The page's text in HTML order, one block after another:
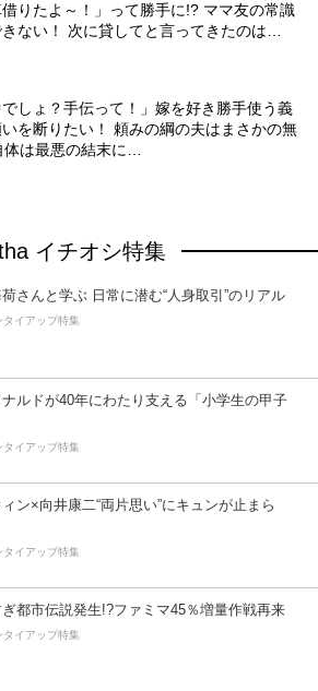
借りたよ～！」って勝手に!? ママ友の常識
ない！ 次に貸してと言ってきたのは…
でしょ？手伝って！」嫁を好き勝手使う義
を断りたい！ 頼みの綱の夫はまさかの無
体は最悪の結末に…
イチオシ特集
荷さんと学ぶ 日常に潜む“人身取引”のリアル
タイアップ特集
ルドが40年にわたり支える「小学生の甲子
タイアップ特集
ン×向井康二“両片思い”にキュンが止まら
タイアップ特集
都市伝説発生!?ファミマ45％増量作戦再来
タイアップ特集